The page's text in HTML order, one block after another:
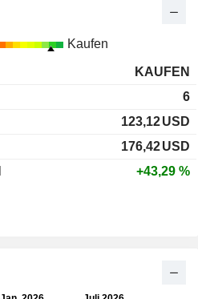
Kaufen
KAUFEN
6
123,12USD
176,42USD
+43,29 %